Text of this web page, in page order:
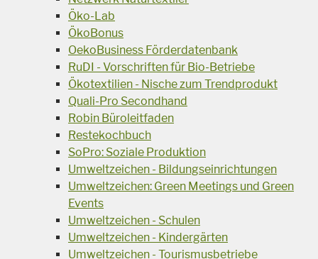
Öko-Lab
ÖkoBonus
OekoBusiness Förderdatenbank
RuDI - Vorschriften für Bio-Betriebe
Ökotextilien - Nische zum Trendprodukt
Quali-Pro Secondhand
Robin Büroleitfaden
Restekochbuch
SoPro: Soziale Produktion
Umweltzeichen - Bildungseinrichtungen
Umweltzeichen: Green Meetings und Green
Events
Umweltzeichen - Schulen
Umweltzeichen - Kindergärten
Umweltzeichen - Tourismusbetriebe